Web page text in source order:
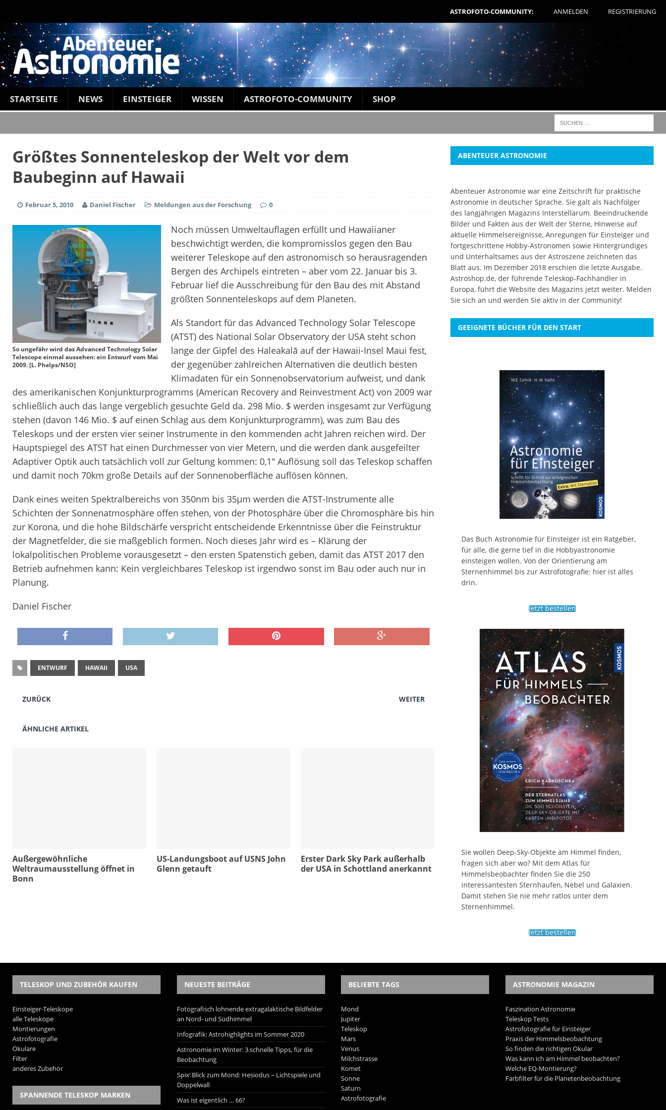
ASTROFOTO-COMMUNITY: ANMELDEN REGISTRIERUNG
STARTSEITE NEWS EINSTEIGER WISSEN ASTROFOTO-COMMUNITY SHOP
Größtes Sonnenteleskop der Welt vor dem
Baubeginn auf Hawaii
Februar 5, 2010 Daniel Fischer Meldungen aus der Forschung 0
So ungefähr wird das Advanced Technology Solar
Telescope einmal aussehen: ein Entwurf vom Mai
2009. [L. Phelps/NSO]
Noch müssen Umweltauflagen erfüllt und Hawaiianer
beschwichtigt werden, die kompromisslos gegen den Bau
weiterer Teleskope auf den astronomisch so herausragenden
Bergen des Archipels eintreten – aber vom 22. Januar bis 3.
Februar lief die Ausschreibung für den Bau des mit Abstand
größten Sonnenteleskops auf dem Planeten.
Als Standort für das Advanced Technology Solar Telescope
(ATST) des National Solar Observatory der USA steht schon
lange der Gipfel des Haleakalā auf der Hawaii-Insel Maui fest,
der gegenüber zahlreichen Alternativen die deutlich besten
Klimadaten für ein Sonnenobservatorium aufweist, und dank
des amerikanischen Konjunkturprogramms (American Recovery and Reinvestment Act) von 2009 war
schließlich auch das lange vergeblich gesuchte Geld da. 298 Mio. $ werden insgesamt zur Verfügung
stehen (davon 146 Mio. $ auf einen Schlag aus dem Konjunkturprogramm), was zum Bau des
Teleskops und der ersten vier seiner Instrumente in den kommenden acht Jahren reichen wird. Der
Hauptspiegel des ATST hat einen Durchmesser von vier Metern, und die werden dank ausgefeilter
Adaptiver Optik auch tatsächlich voll zur Geltung kommen: 0,1″ Auflösung soll das Teleskop schaffen
und damit noch 70km große Details auf der Sonnenoberfläche auflösen können.
Dank eines weiten Spektralbereichs von 350nm bis 35µm werden die ATST-Instrumente alle
Schichten der Sonnenatmosphäre offen stehen, von der Photosphäre über die Chromosphäre bis hin
zur Korona, und die hohe Bildschärfe verspricht entscheidende Erkenntnisse über die Feinstruktur
der Magnetfelder, die sie maßgeblich formen. Noch dieses Jahr wird es – Klärung der
lokalpolitischen Probleme vorausgesetzt – den ersten Spatenstich geben, damit das ATST 2017 den
Betrieb aufnehmen kann: Kein vergleichbares Teleskop ist irgendwo sonst im Bau oder auch nur in
Planung.
Daniel Fischer
ENTWURF HAWAII USA
ZURÜCK WEITER
ÄHNLICHE ARTIKEL
Außergewöhnliche
Weltraumausstellung öffnet in
Bonn
US-Landungsboot auf USNS John
Glenn getauft
Erster Dark Sky Park außerhalb
der USA in Schottland anerkannt
ABENTEUER ASTRONOMIE
Abenteuer Astronomie war eine Zeitschrift für praktische
Astronomie in deutscher Sprache. Sie galt als Nachfolger
des langjährigen Magazins Interstellarum. Beeindruckende
Bilder und Fakten aus der Welt der Sterne, Hinweise auf
aktuelle Himmelsereignisse, Anregungen für Einsteiger und
fortgeschrittene Hobby-Astronomen sowie Hintergründiges
und Unterhaltsames aus der Astroszene zeichneten das
Blatt aus. Im Dezember 2018 erschien die letzte Ausgabe.
Astroshop.de, der führende Teleskop-Fachhändler in
Europa, führt die Website des Magazins jetzt weiter. Melden
Sie sich an und werden Sie aktiv in der Community!
GEEIGNETE BÜCHER FÜR DEN START
Das Buch Astronomie für Einsteiger ist ein Ratgeber,
für alle, die gerne tief in die Hobbyastronomie
einsteigen wollen. Von der Orientierung am
Sternenhimmel bis zur Astrofotografie: hier ist alles
drin.
Jetzt bestellen
Sie wollen Deep-Sky-Objekte am Himmel finden,
fragen sich aber wo? Mit dem Atlas für
Himmelsbeobachter finden Sie die 250
interessantesten Sternhaufen, Nebel und Galaxien.
Damit stehen Sie nie mehr ratlos unter dem
Sternenhimmel.
Jetzt bestellen
TELESKOP UND ZUBEHÖR KAUFEN
Einsteiger-Teleskope
alle Teleskope
Montierungen
Astrofotografie
Okulare
Filter
anderes Zubehör
SPANNENDE TELESKOP MARKEN
NEUESTE BEITRÄGE
Fotografisch lohnende extragalaktische Bildfelder
an Nord- und Südhimmel
Infografik: Astrohighlights im Sommer 2020
Astronomie im Winter: 3 schnelle Tipps, für die
Beobachtung
Spix‘ Blick zum Mond: Hesiodus – Lichtspiele und
Doppelwall
Was ist eigentlich … 66?
BELIEBTE TAGS
Mond
Jupiter
Teleskop
Mars
Venus
Milchstrasse
Komet
Sonne
Saturn
Astrofotografie
ASTRONOMIE MAGAZIN
Faszination Astronomie
Teleskop Tests
Astrofotografie für Einsteiger
Praxis der Himmelsbeobachtung
So finden die richtigen Okular
Was kann ich am Himmel beobachten?
Welche EQ-Montierung?
Farbfilter für die Planetenbeobachtung